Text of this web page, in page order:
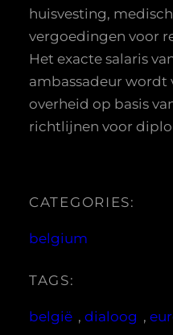
huisvesting,
vergoedingen voor
Het exacte salaris
ambassadeur wordt
overheid op basis
richtlijnen voor
CATEGORIES:
belgium
TAGS:
belgië , dialoog ,